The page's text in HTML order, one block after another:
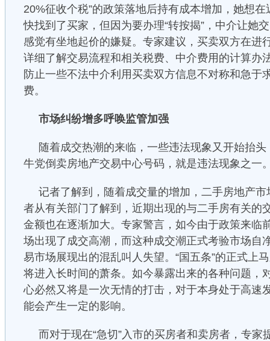
20%征收个税”的政策落地后持有成本增加，她想
快找到了买家，但因为要办理“转按揭”，中介让她
感觉有坐地起价的嫌疑。专家建议，买卖双方在进
详细了解交易流程和相关税费、中介费用的计算办
防止一些不法中介利用买卖双方信息不对称和急于
费。
市场纠纷增多呼唤监管加强
随着成交热潮的来临，一些违法现象又开始抬
牛党倒卖房地产交易中心号码，就是违法现象之一
记者了解到，随着成交量的增加，二手房地产
者从有关部门了解到，近期出现的与二手房有关的
金额也在逐渐加大。专家警言，如今由于政策来临
场出现了成交高潮，而这种成交潮正式考验市场自
易市场展现出的混乱叫人失望。“国五条”的正式上
将进入长时间的萧条。如今暴露出来的各种问题，
心必然又将是一次无情的打击，对于本身处于高速
能会产生一定的影响。
而对于现在“急切”入市的买房者和卖房者，专家